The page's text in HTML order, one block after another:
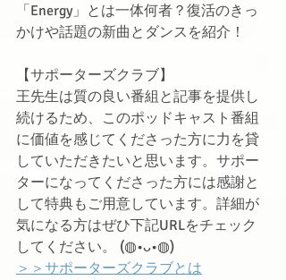
「Energy」とは一体何者？復活のきっ
かけや話題の新曲とダンスを紹介！
【サポーターズクラブ】
王先生は質の良い番組と記事を提供し
続けるため、このポッドキャスト番組
に価値を感じてくださった方に力を貸
していただきたいと思います。サポー
ターになってくださった方には感謝と
して特典もご用意しています。詳細が
気になる方はぜひ下記URLをチェック
してください。 (◍•ᴗ•◍)ゝ
＞＞サポーターズクラブとは